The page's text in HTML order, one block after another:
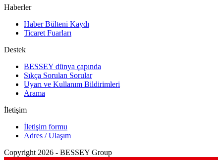
Haberler
Haber Bülteni Kaydı
Ticaret Fuarları
Destek
BESSEY dünya çapında
Sıkça Sorulan Sorular
Uyarı ve Kullanım Bildirimleri
Arama
İletişim
İletişim formu
Adres / Ulaşım
Copyright 2026 - BESSEY Group